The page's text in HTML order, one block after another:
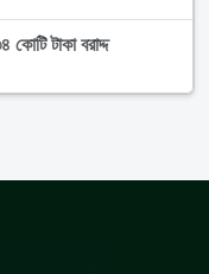
টাকা বরাদ্দ